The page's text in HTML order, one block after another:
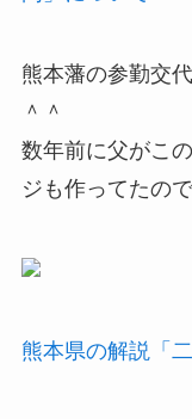
熊本藩の参勤交
＾＾
数年前に父がこ
ジも作ってたので
熊本県の解説「